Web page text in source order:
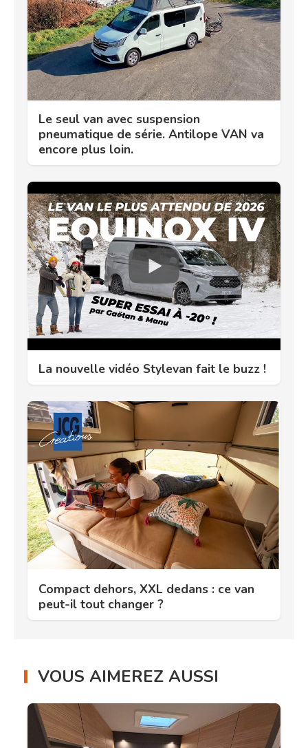
Le seul van avec suspension
pneumatique de série. Antilope VAN va
encore plus loin.
La nouvelle vidéo Stylevan fait le buzz !
Compact dehors, XXL dedans : ce van
peut-il tout changer ?
VOUS AIMEREZ AUSSI